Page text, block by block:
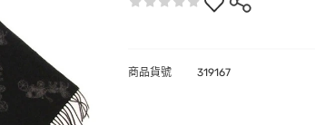
商品貨號 319167